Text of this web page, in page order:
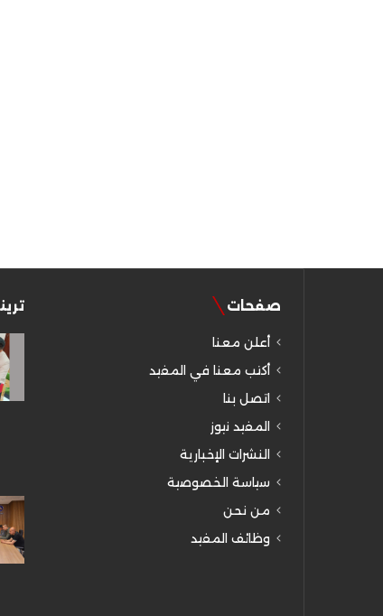
صفحات
أعلن معنا
أكتب معنا في المفيد
اتصل بنا
المفيد نيوز
النشرات الإخبارية
سياسة الخصوصية
من نحن
وظائف المفيد